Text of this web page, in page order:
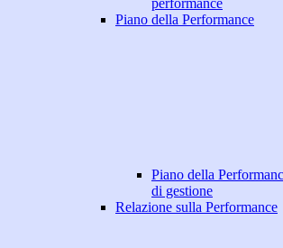
performance
Piano della Performance
Piano della
di gestione
Relazione sulla Performance